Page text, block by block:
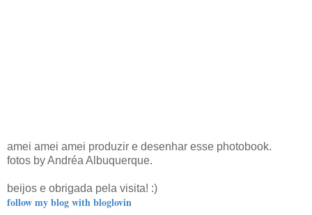
amei amei amei produzir e desenhar esse photobook.
fotos by Andréa Albuquerque.
beijos e obrigada pela visita! :)
follow my blog with bloglovin